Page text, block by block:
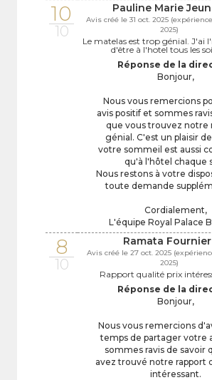
10
10
Pauline Marie
Avis créé le 31 oct. 2025
2025)
Le matelas est trop génial. J'ai
d'être à l'hotel tous les
Réponse de la
Bonjour,
Nous vous remercions
avis positif et sommes
que vous trouvez notre
génial. C'est un plaisir
votre sommeil est aussi
qu'à l'hôtel chaque
Nous restons à votre
toute demande
Cordialement,
L'équipe Royal Palace
8
10
Ramata Fournier
Avis créé le 27 oct. 2025
2025)
Rapport qualité prix
Réponse de la
Bonjour,
Nous vous remercions
temps de partager votre
sommes ravis de savoir
avez trouvé notre rapport
intéressant.